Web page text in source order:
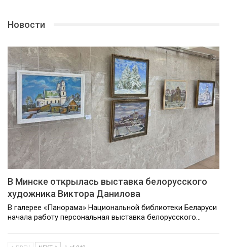
Новости
В Минске открылась выставка белорусского
художника Виктора Данилова
В галерее «Панорама» Национальной библиотеки Беларуси
начала работу персональная выставка белорусского…